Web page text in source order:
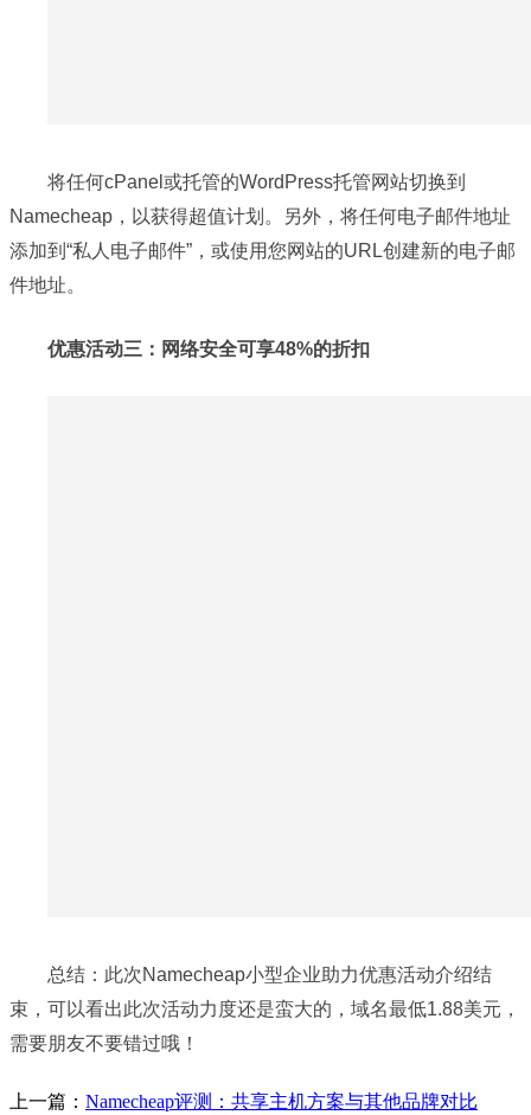
将任何cPanel或托管的WordPress托管网站切换到
Namecheap，以获得超值计划。另外，将任何电子邮件地址
添加到“私人电子邮件”，或使用您网站的URL创建新的电子邮
件地址。
优惠活动三：网络安全可享48%的折扣
总结：此次Namecheap小型企业助力优惠活动介绍结
束，可以看出此次活动力度还是蛮大的，域名最低1.88美元，
需要朋友不要错过哦！
上一篇： Namecheap评测：共享主机方案与其他品牌对比